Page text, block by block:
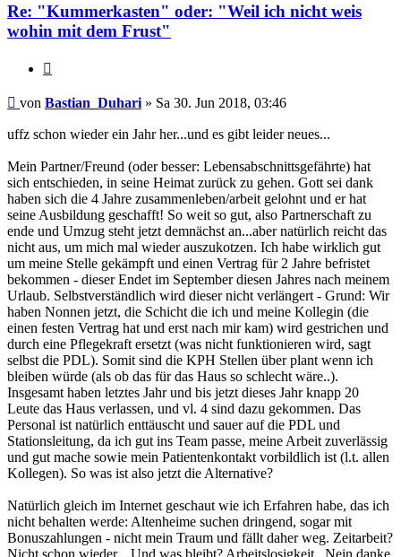
Re: "Kummerkasten" oder: "Weil ich nicht weis
wohin mit dem Frust"
Beitrag
von Bastian_Duhari » Sa 30. Jun 2018, 03:46
uffz schon wieder ein Jahr her...und es gibt leider neues...
Mein Partner/Freund (oder besser: Lebensabschnittsgefährte) hat
sich entschieden, in seine Heimat zurück zu gehen. Gott sei dank
haben sich die 4 Jahre zusammenleben/arbeit gelohnt und er hat
seine Ausbildung geschafft! So weit so gut, also Partnerschaft zu
ende und Umzug steht jetzt demnächst an...aber natürlich reicht das
nicht aus, um mich mal wieder auszukotzen. Ich habe wirklich gut
um meine Stelle gekämpft und einen Vertrag für 2 Jahre befristet
bekommen - dieser Endet im September diesen Jahres nach meinem
Urlaub. Selbstverständlich wird dieser nicht verlängert - Grund: Wir
haben Nonnen jetzt, die Schicht die ich und meine Kollegin (die
einen festen Vertrag hat und erst nach mir kam) wird gestrichen und
durch eine Pflegekraft ersetzt (was nicht funktionieren wird, sagt
selbst die PDL). Somit sind die KPH Stellen über plant wenn ich
bleiben würde (als ob das für das Haus so schlecht wäre..).
Insgesamt haben letztes Jahr und bis jetzt dieses Jahr knapp 20
Leute das Haus verlassen, und vl. 4 sind dazu gekommen. Das
Personal ist natürlich enttäuscht und sauer auf die PDL und
Stationsleitung, da ich gut ins Team passe, meine Arbeit zuverlässig
und gut mache sowie mein Patientenkontakt vorbildlich ist (l.t. allen
Kollegen). So was ist also jetzt die Alternative?
Natürlich gleich im Internet geschaut wie ich Erfahren habe, das ich
nicht behalten werde: Altenheime suchen dringend, sogar mit
Bonuszahlungen - nicht mein Traum und fällt daher weg. Zeitarbeit?
Nicht schon wieder... Und was bleibt? Arbeitslosigkeit...Nein danke.